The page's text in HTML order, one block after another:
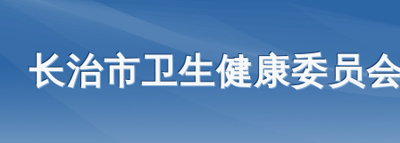
长治市卫生健康委员